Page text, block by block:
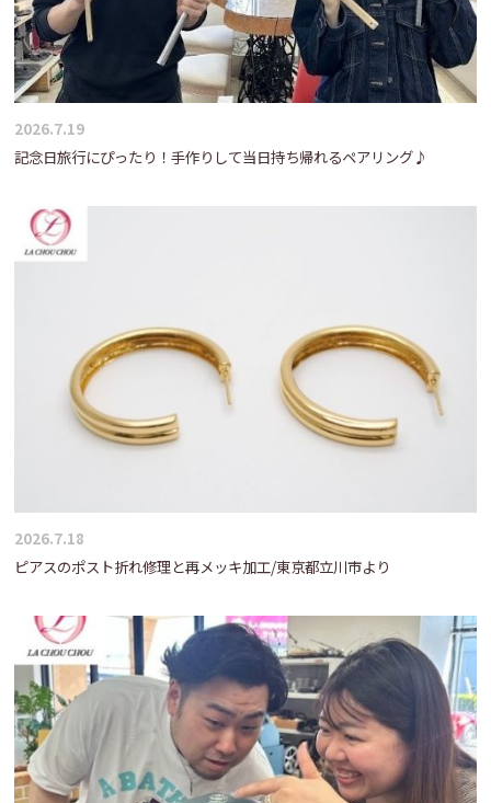
2026.7.19
記念日旅行にぴったり！手作りして当日持ち帰れるペアリング♪
2026.7.18
ピアスのポスト折れ修理と再メッキ加工/東京都立川市より